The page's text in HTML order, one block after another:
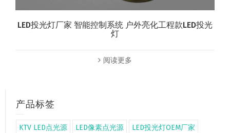
LED投光灯厂家 智能控制系统 户外亮化工程款LED投光
灯
阅读更多
产品标签
KTV LED点光源 LED像素点光源 LED投光灯OEM厂家